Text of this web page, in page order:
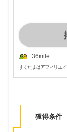
+36mile
すぐたまはアフィリエ
獲得条件